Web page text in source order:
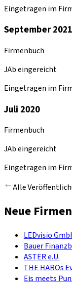
Eingetragen im
September 2021
Firmenbuch
JAb eingereicht
Eingetragen im
Juli 2020
Firmenbuch
JAb eingereicht
Eingetragen im
Alle
Neue Firmen
LEDvisio
Bauer
ASTER e.U.
THE HAROs
Eis meets